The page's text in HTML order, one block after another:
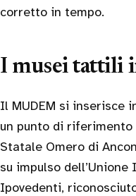
corretto in tempo.
I musei tattili
Il MUDEM si inserisce
un punto di
Statale Omero di
su impulso
Ipovedenti,